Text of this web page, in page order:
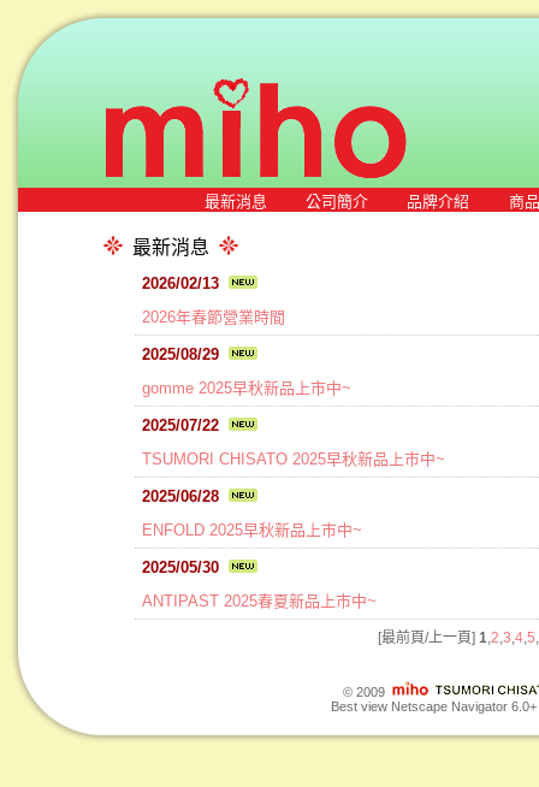
最新消息 公司簡介 品牌介紹 商
最新消息
2026/02/13
2026年春節營業時間
2025/08/29
gomme 2025早秋新品上市中~
2025/07/22
TSUMORI CHISATO 2025早秋新品上市中~
2025/06/28
ENFOLD 2025早秋新品上市中~
2025/05/30
ANTIPAST 2025春夏新品上市中~
[最前頁/上一頁] 1 2 3 4 5
© 2009
Best view Netscape Navigator